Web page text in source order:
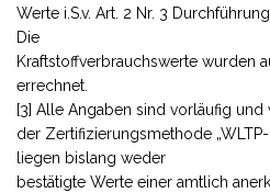
Werte i.S.v. Art. 2 Nr. 3
Die
Kraftstoffverbrauchswerte wurden
errechnet.
[3] Alle Angaben sind vorläufig
der Zertifizierungsmethode
liegen bislang weder
bestätigte Werte einer amtlich